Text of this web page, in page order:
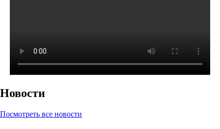
Новости
Посмотреть все новости